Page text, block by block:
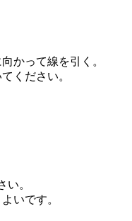
かって線を引く。
ください。
い。
いです。